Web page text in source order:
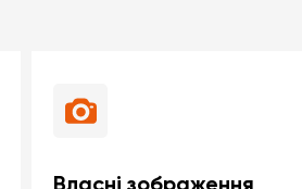
Власні зображення